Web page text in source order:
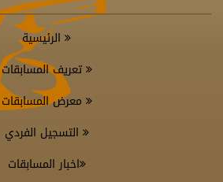
الرئيسية
تعريف المسابقات
معرض المسابقات
التسجيل الفردي
اخبار المسابقات